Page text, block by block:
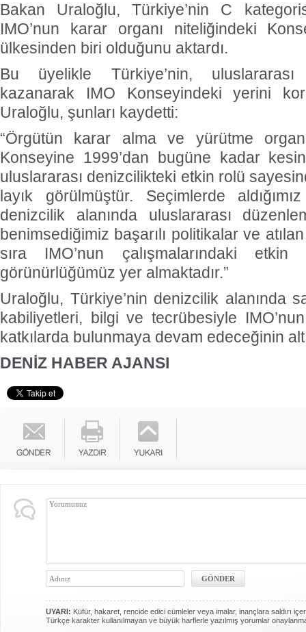
Bakan Uraloğlu, Türkiye’nin C
IMO’nun karar organı niteliğindeki
ülkesinden biri olduğunu aktardı.
Bu üyelikle Türkiye’nin,
kazanarak IMO Konseyindeki yerini
Uraloğlu, şunları kaydetti:
“Örgütün karar alma ve yürütme
Konseyine 1999’dan bugüne kadar
uluslararası denizcilikteki etkin rolü
layık görülmüştür. Seçimlerde
denizcilik alanında uluslararası
benimsediğimiz başarılı politikalar ve
sıra IMO’nun çalışmalarındaki
görünürlüğümüz yer almaktadır.”
Uraloğlu, Türkiye’nin denizcilik alanında
kabiliyetleri, bilgi ve tecrübesiyle
katkılarda bulunmaya devam edeceğinin
DENİZ HABER AJANSI
UYARI: Küfür, hakaret, rencide edici cümleler veya imalar, inançlara saldırı
Türkçe karakter kullanılmayan ve büyük harflerle yazılmış yorumlar